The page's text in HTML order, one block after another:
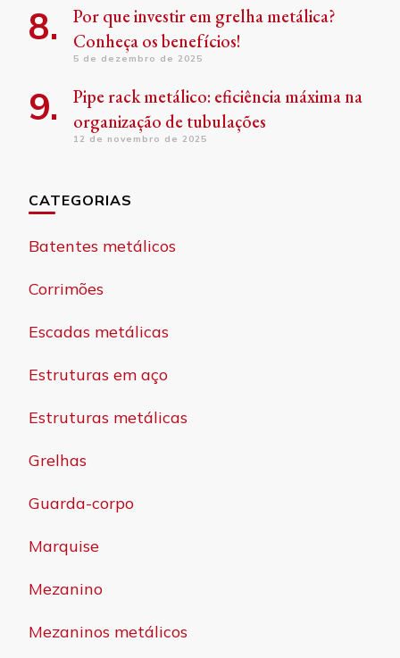
Por que investir em grelha metálica?
Conheça os benefícios!
5 de dezembro de 2025
Pipe rack metálico: eficiência máxima na
organização de tubulações
12 de novembro de 2025
CATEGORIAS
Batentes metálicos
Corrimões
Escadas metálicas
Estruturas em aço
Estruturas metálicas
Grelhas
Guarda-corpo
Marquise
Mezanino
Mezaninos metálicos